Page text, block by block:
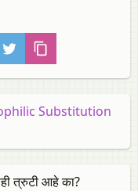
Substitution
त्रुटी आहे का?